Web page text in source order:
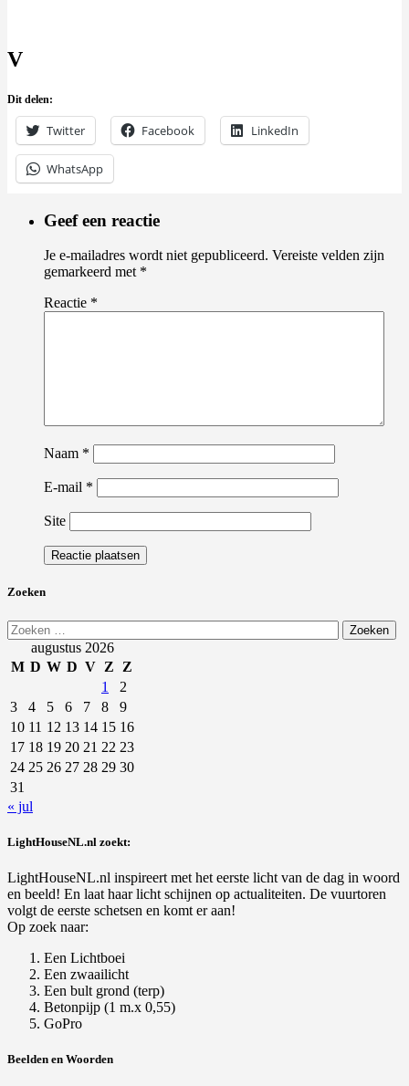
V
Dit delen:
Twitter Facebook LinkedIn
WhatsApp
Geef een reactie
Je e-mailadres wordt niet gepubliceerd. Vereiste velden zijn
gemarkeerd met *
Reactie *
Naam *
E-mail *
Site
Zoeken
Zoeken
naar:augustus 2026
M D W D V Z
Z
1
2
3
4 5 6 7 8
9
10 11 12 13 14 15 16
17 18 19 20 21 22 23
24 25 26 27 28 29 30
31
« jul
LightHouseNL.nl zoekt:
LightHouseNL.nl inspireert met het eerste licht van de dag in woord
en beeld! En laat haar licht schijnen op actualiteiten. De vuurtoren
volgt de eerste schetsen en komt er aan!
Op zoek naar:
Een Lichtboei
Een zwaailicht
Een bult grond (terp)
Betonpijp (1 m.x 0,55)
GoPro
Beelden en Woorden